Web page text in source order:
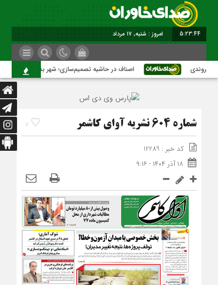
5:23:45 امروز : شنبه, ۱۷ مرداد , ۱۴۰۵
اصناف در حاشیه تصمیم‌سازی؛ شهر بدون بازار به کجا
7 شماره 604 نشریه آوای کاشمر
کد خبر : 12289
۱۸ آذر ۱۴۰۴ - ۹:۱۶